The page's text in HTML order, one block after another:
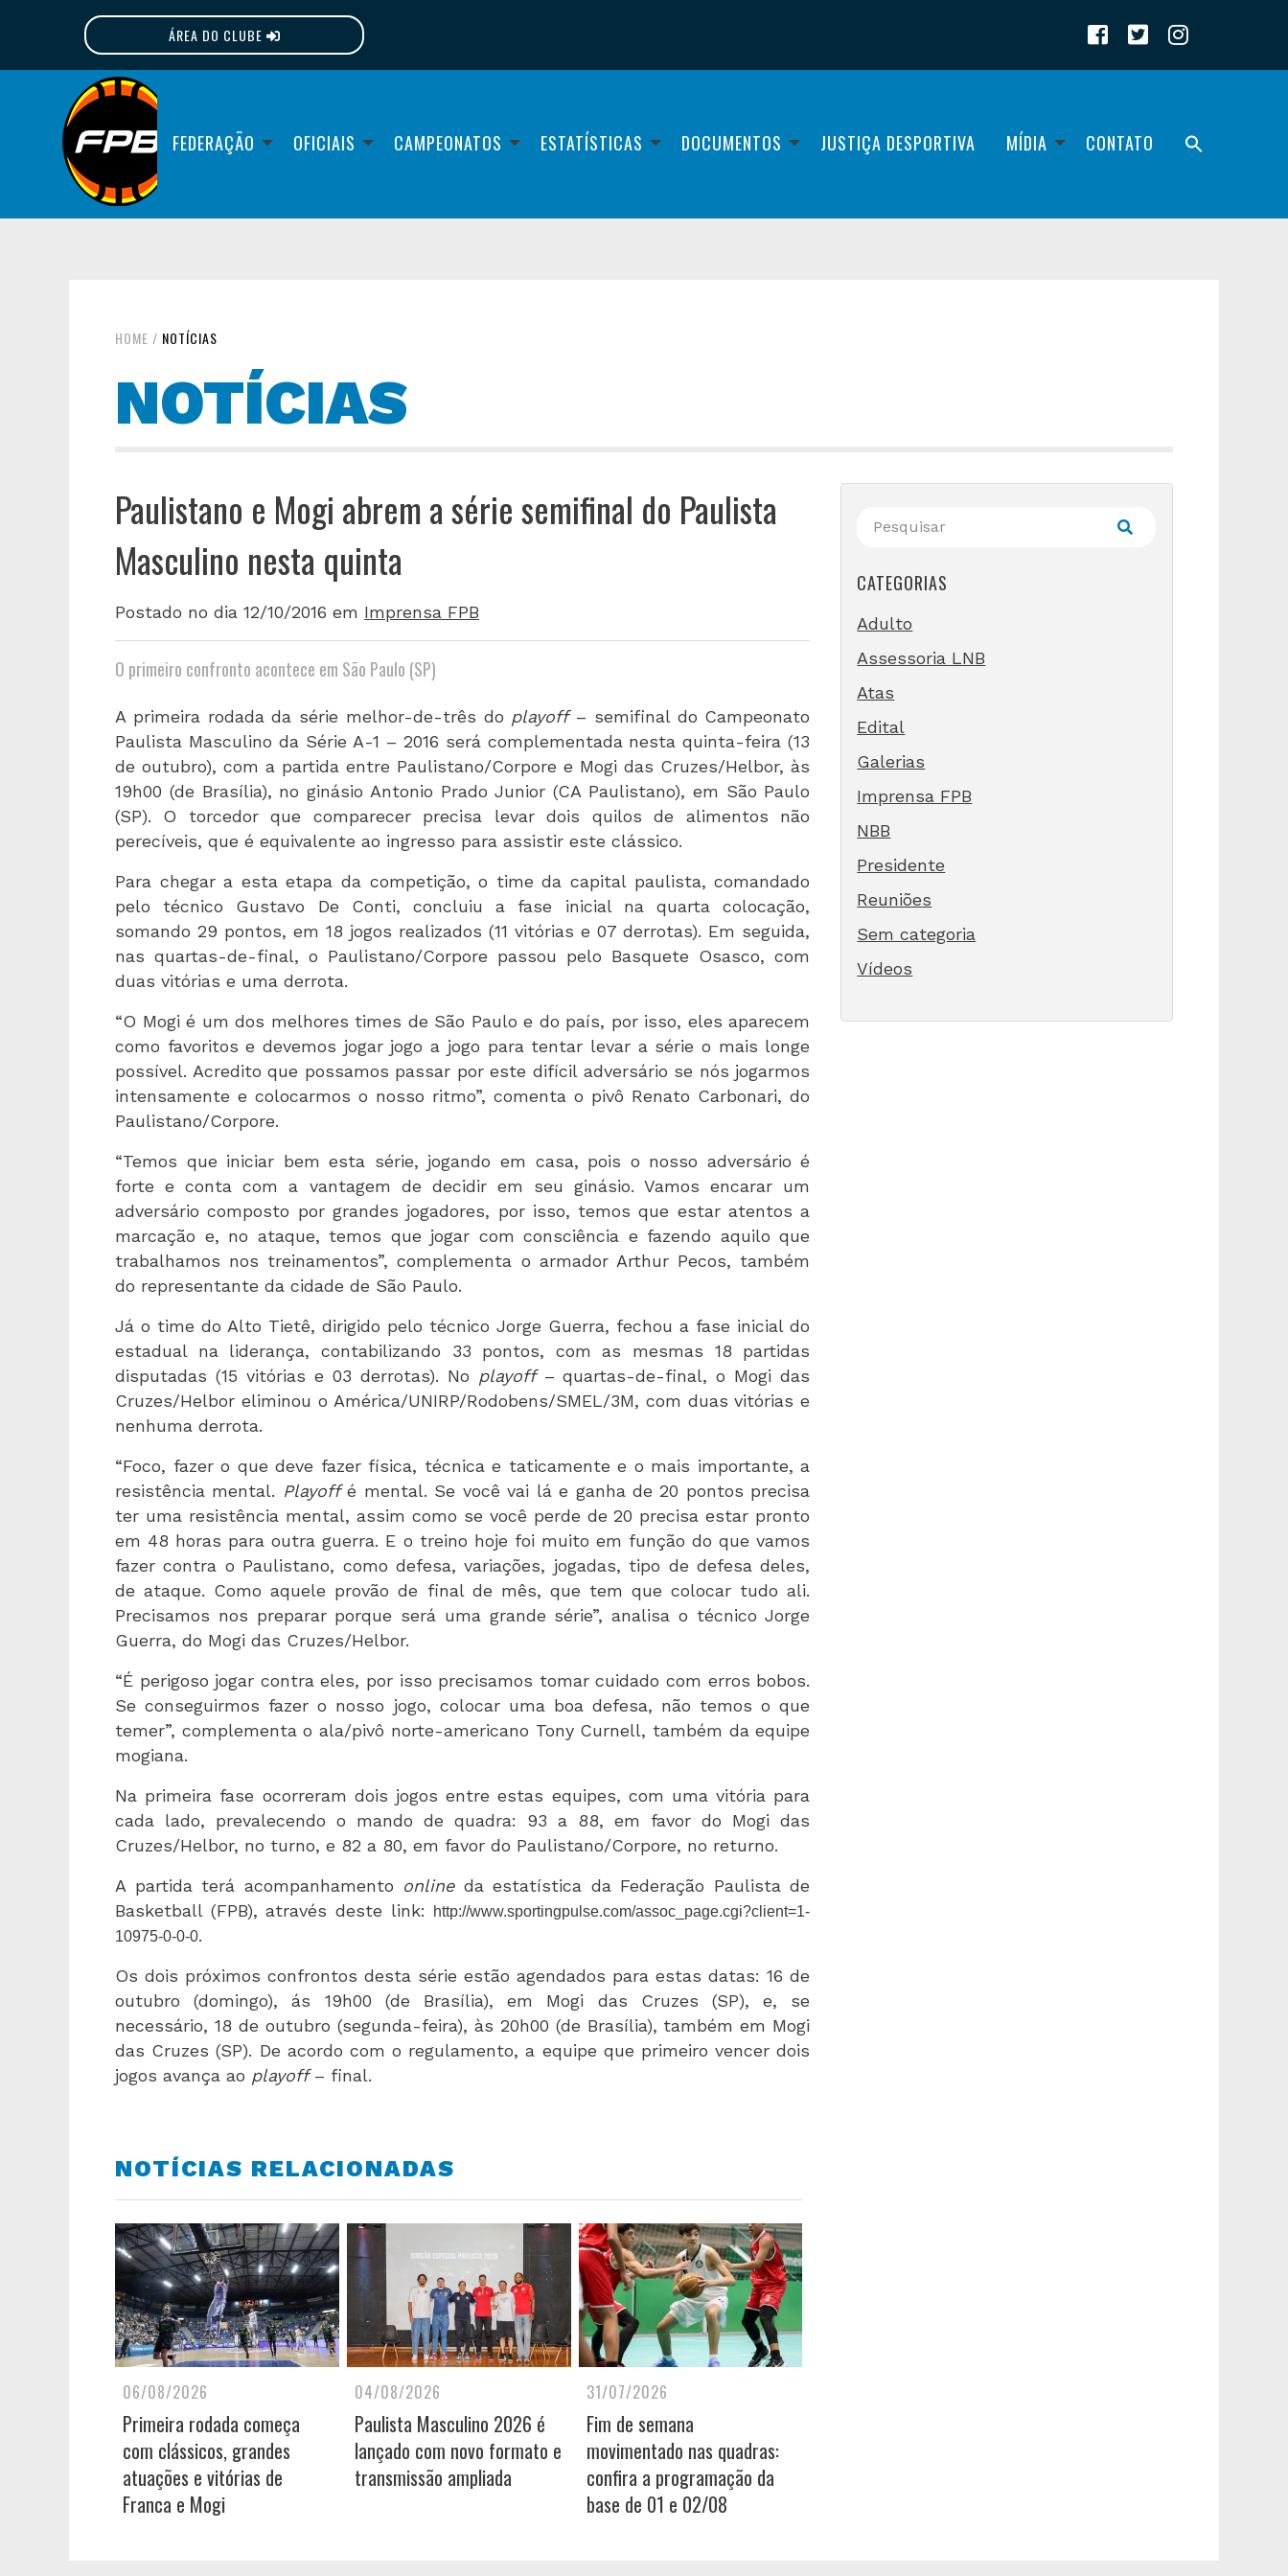
ÁREA DO CLUBE
FEDERAÇÃO OFICIAIS CAMPEONATOS ESTATÍSTICAS DOCUMENTOS JUSTIÇA DESPORTIVA MÍDIA CONTATO
HOME / NOTÍCIAS
NOTÍCIAS
Paulistano e Mogi abrem a série semifinal do Paulista
Masculino nesta quinta
Postado no dia 12/10/2016 em Imprensa FPB
O primeiro confronto acontece em São Paulo (SP)
A primeira rodada da série melhor-de-três do playoff– semifinal do Campeonato
Paulista Masculino da Série A-1 – 2016 será complementada nesta quinta-feira (13
de outubro), com a partida entre Paulistano/Corpore e Mogi das Cruzes/Helbor, às
19h00 (de Brasília), no ginásio Antonio Prado Junior (CA Paulistano), em São Paulo
(SP). O torcedor que comparecer precisa levar dois quilos de alimentos não
perecíveis, que é equivalente ao ingresso para assistir este clássico.
Para chegar a esta etapa da competição, o time da capital paulista, comandado
pelo técnico Gustavo De Conti, concluiu a fase inicial na quarta colocação,
somando 29 pontos, em 18 jogos realizados (11 vitórias e 07 derrotas). Em seguida,
nas quartas-de-final, o Paulistano/Corpore passou pelo Basquete Osasco, com
duas vitórias e uma derrota.
“O Mogi é um dos melhores times de São Paulo e do país, por isso, eles aparecem
como favoritos e devemos jogar jogo a jogo para tentar levar a série o mais longe
possível. Acredito que possamos passar por este difícil adversário se nós jogarmos
intensamente e colocarmos o nosso ritmo”, comenta o pivô Renato Carbonari, do
Paulistano/Corpore.
“Temos que iniciar bem esta série, jogando em casa, pois o nosso adversário é
forte e conta com a vantagem de decidir em seu ginásio. Vamos encarar um
adversário composto por grandes jogadores, por isso, temos que estar atentos a
marcação e, no ataque, temos que jogar com consciência e fazendo aquilo que
trabalhamos nos treinamentos”, complementa o armador Arthur Pecos, também
do representante da cidade de São Paulo.
Já o time do Alto Tietê, dirigido pelo técnico Jorge Guerra, fechou a fase inicial do
estadual na liderança, contabilizando 33 pontos, com as mesmas 18 partidas
disputadas (15 vitórias e 03 derrotas). No playoff– quartas-de-final, o Mogi das
Cruzes/Helbor eliminou o América/UNIRP/Rodobens/SMEL/3M, com duas vitórias e
nenhuma derrota.
“Foco, fazer o que deve fazer física, técnica e taticamente e o mais importante, a
resistência mental. Playoffé mental. Se você vai lá e ganha de 20 pontos precisa
ter uma resistência mental, assim como se você perde de 20 precisa estar pronto
em 48 horas para outra guerra. E o treino hoje foi muito em função do que vamos
fazer contra o Paulistano, como defesa, variações, jogadas, tipo de defesa deles,
de ataque. Como aquele provão de final de mês, que tem que colocar tudo ali.
Precisamos nos preparar porque será uma grande série”, analisa o técnico Jorge
Guerra, do Mogi das Cruzes/Helbor.
“É perigoso jogar contra eles, por isso precisamos tomar cuidado com erros bobos.
Se conseguirmos fazer o nosso jogo, colocar uma boa defesa, não temos o que
temer”, complementa o ala/pivô norte-americano Tony Curnell, também da equipe
mogiana.
Na primeira fase ocorreram dois jogos entre estas equipes, com uma vitória para
cada lado, prevalecendo o mando de quadra: 93 a 88, em favor do Mogi das
Cruzes/Helbor, no turno, e 82 a 80, em favor do Paulistano/Corpore, no returno.
A partida terá acompanhamento onlineda estatística da Federação Paulista de
Basketball (FPB), através deste link:
http://www.sportingpulse.com/assoc_page.cgi?client=1-
10975-0-0-0.
Os dois próximos confrontos desta série estão agendados para estas datas: 16 de
outubro (domingo), ás 19h00 (de Brasília), em Mogi das Cruzes (SP), e, se
necessário, 18 de outubro (segunda-feira), às 20h00 (de Brasília), também em Mogi
das Cruzes (SP). De acordo com o regulamento, a equipe que primeiro vencer dois
jogos avança ao playoff– final.
NOTÍCIAS RELACIONADAS
06/08/2026
Primeira rodada começa
com clássicos, grandes
atuações e vitórias de
Franca e Mogi
04/08/2026
Paulista Masculino 2026 é
lançado com novo formato e
transmissão ampliada
31/07/2026
Fim de semana
movimentado nas quadras:
confira a programação da
base de 01 e 02/08
CATEGORIAS
Adulto
Assessoria LNB
Atas
Edital
Galerias
Imprensa FPB
NBB
Presidente
Reuniões
Sem categoria
Vídeos